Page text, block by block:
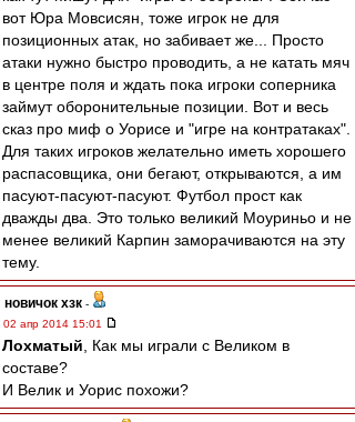
вот Юра Мовсисян, тоже игрок не для
позиционных атак, но забивает же... Просто
атаки нужно быстро проводить, а не катать мяч
в центре поля и ждать пока игроки соперника
займут оборонительные позиции. Вот и весь
сказ про миф о Уорисе и "игре на контратаках".
Для таких игроков желательно иметь хорошего
распасовщика, они бегают, открываются, а им
пасуют-пасуют-пасуют. Футбол прост как
дважды два. Это только великий Моуриньо и не
менее великий Карпин заморачиваются на эту
тему.
новичок хзк -
02 апр 2014 15:01
Лохматый , Как мы играли с Великом в
составе?
И Велик и Уорис похожи?